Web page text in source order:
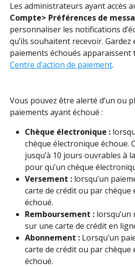
Les administrateurs ayant accès
Compte> Préférences de
personnaliser les notifications
qu’ils souhaitent recevoir. Gardez
paiements échoués apparaissent
Centre d’action de paiement.
Vous pouvez être alerté d’un ou
paiements ayant échoué :
Chèque électronique :
chèque électronique échoue.
jusqu’à 10 jours ouvrables à
pour qu’un chèque
Versement : lorsqu’un
carte de crédit ou par chèque
échoué.
Remboursement :
sur une carte de crédit en
Abonnement : Lorsqu’un
carte de crédit ou par chèque
échoué.